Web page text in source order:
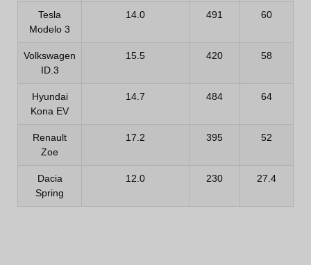
Tesla
Modelo 3
14.0 491 60
Volkswagen
ID.3
15.5 420 58
Hyundai
Kona EV
14.7 484 64
Renault
Zoe
17.2 395 52
Dacia
Spring
12.0 230 27.4